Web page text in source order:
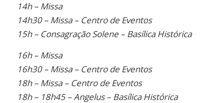
14h – Missa
14h30 – Missa – Centro de Eventos
15h – Consagração Solene – Basílica Histórica
16h – Missa
16h30 – Missa – Centro de Eventos
18h – Missa – Centro de Eventos
18h – 18h45 – Angelus – Basílica Histórica